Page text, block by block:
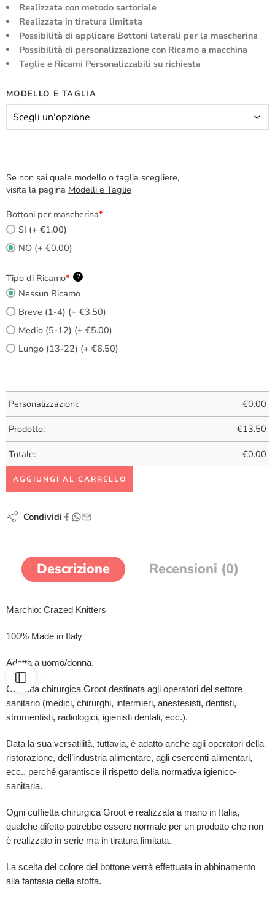
Realizzata con metodo sartoriale
Realizzata in tiratura limitata
Possibilità di applicare Bottoni laterali per la mascherina
Possibilità di personalizzazione con Ricamo a macchina
Taglie e Ricami Personalizzabili su richiesta
MODELLO E TAGLIA
Se non sai quale modello o taglia scegliere,
visita la pagina Modelli e Taglie
Bottoni per mascherina*
SI (+ €1.00)
NO (+ €0.00)
Tipo di Ricamo* ?
Nessun Ricamo
Breve (1-4) (+ €3.50)
Medio (5-12) (+ €5.00)
Lungo (13-22) (+ €6.50)
Personalizzazioni: €0.00
Prodotto: €13.50
Totale: €0.00
AGGIUNGI AL CARRELLO
Condividi
Descrizione Recensioni (0)
Marchio: Crazed Knitters
100% Made in Italy
Adatta a uomo/donna.
Cuffietta chirurgica Groot destinata agli operatori del settore
sanitario (medici, chirurghi, infermieri, anestesisti, dentisti,
strumentisti, radiologici, igienisti dentali, ecc.).
Data la sua versatilità, tuttavia, è adatto anche agli operatori della
ristorazione, dell’industria alimentare, agli esercenti alimentari,
ecc., perché garantisce il rispetto della normativa igienico-
sanitaria.
Ogni cuffietta chirurgica Groot è realizzata a mano in Italia,
qualche difetto potrebbe essere normale per un prodotto che non
è realizzato in serie ma in tiratura limitata.
La scelta del colore del bottone verrà effettuata in abbinamento
alla fantasia della stoffa.